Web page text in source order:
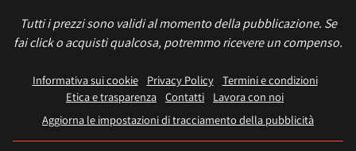
Tutti i prezzi sono validi al momento della pubblicazione. Se
fai click o acquisti qualcosa, potremmo ricevere un compenso.
Informativa sui cookie Privacy Policy
Termini e condizioni
Etica e trasparenza Contatti
Lavora con noi
Aggiorna le impostazioni di tracciamento della pubblicità